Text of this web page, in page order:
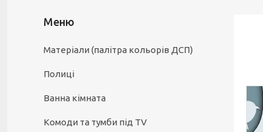
Матеріали (палітра кольорів ДСП)
Полиці
Ванна кімната
Комоди та тумби під TV